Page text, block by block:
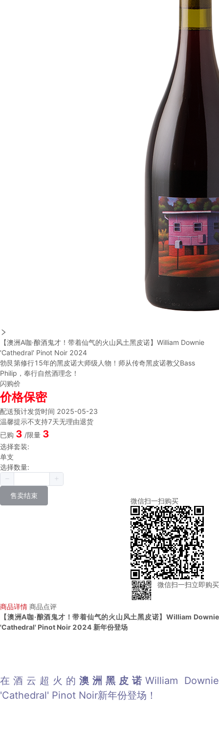
【澳洲A咖·酿酒鬼才！带着仙气的火山风土黑皮诺】William Downie
'Cathedral' Pinot Noir 2024
勃艮第修行15年的黑皮诺大师级人物！师从传奇黑皮诺教父Bass
Philip，奉行自然酒理念！
闪购价
价格保密
配送预计发货时间 2025-05-23
温馨提示不支持7天无理由退货
已购 3 /限量 3
选择套装:
单支
选择数量:
售卖结束
微信扫一扫购买
微信扫一扫立即购买
商品详情 商品点评
【澳洲A咖·酿酒鬼才！带着仙气的火山风土黑皮诺】William Downie
'Cathedral' Pinot Noir 2024 新年份登场
在酒云超火的 澳洲黑皮诺 William Downie
'Cathedral' Pinot Noir新年份登场！